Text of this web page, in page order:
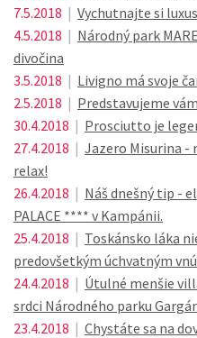
7.5.2018 | Vychutnajte si
4.5.2018 | Národný park
divočina
3.5.2018 | Livigno má svoje
2.5.2018 | Predstavujeme
30.4.2018 | Prosciutto je
27.4.2018 | Jazero Misurina -
relax!
26.4.2018 | Náš dnešný tip -
PALACE **** v Kampánii.
25.4.2018 | Toskánsko láka
predovšetkým úchvatným
24.4.2018 | Útulné menšie
srdci Národného parku
23.4.2018 | Chystáte sa na